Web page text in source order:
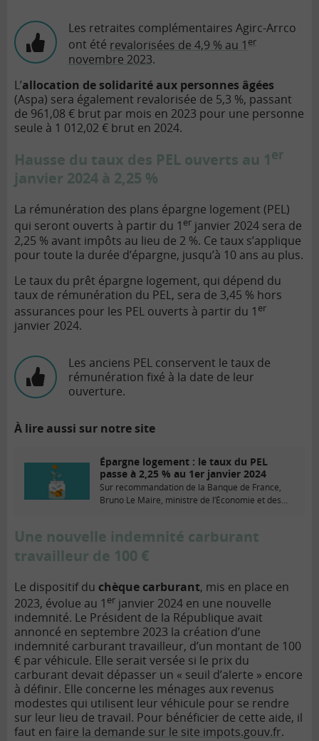
Les retraites complémentaires Agirc-Arrco
ont été revalorisées de 4,9 % au 1 er
novembre 2023.
L’allocation de solidarité aux personnes âgées
(Aspa) sera également revalorisée de 5,3 %, passant
de 961,08 € brut par mois en 2023 pour une personne
seule à 1 012,02 € brut en 2024.
Hausse du taux des PEL ouverts au 1er
janvier 2024 à 2,25 %
La rémunération des plans épargne logement (PEL)
qui seront ouverts à partir du 1 er janvier 2024 sera de
2,25 % avant impôts au lieu de 2 %. Ce taux s’applique
pour toute la durée d’épargne, jusqu’à 10 ans au plus.
Le taux du prêt épargne logement, qui dépend du
taux de rémunération du PEL, sera de 3,45 % hors
assurances pour les PEL ouverts à partir du 1 er
janvier 2024.
Les anciens PEL conservent le taux de
rémunération fixé à la date de leur
ouverture.
À lire aussi sur notre site
Épargne logement : le taux du PEL
passe à 2,25 % au 1er janvier 2024
Sur recommandation de la Banque de France,
Bruno Le Maire, ministre de l’Économie et des...
Une nouvelle indemnité carburant
travailleur de 100 €
Le dispositif du chèque carburant, mis en place en
2023, évolue au 1 er janvier 2024 en une nouvelle
indemnité. Le Président de la République avait
annoncé en septembre 2023 la création d’une
indemnité carburant travailleur, d’un montant de 100
€ par véhicule. Elle serait versée si le prix du
carburant devait dépasser un « seuil d’alerte » encore
à définir. Elle concerne les ménages aux revenus
modestes qui utilisent leur véhicule pour se rendre
sur leur lieu de travail. Pour bénéficier de cette aide, il
faut en faire la demande sur le site impots.gouv.fr.